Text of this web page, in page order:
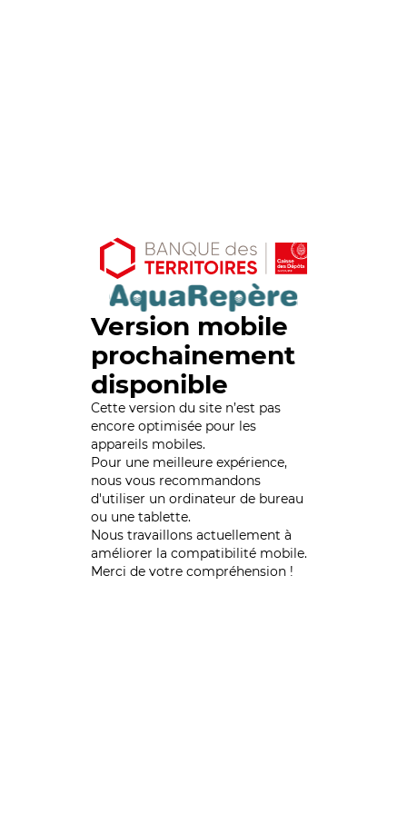
Version mobile
prochainement
disponible
Cette version du site n’est pas
encore optimisée pour les
appareils mobiles.
Pour une meilleure expérience,
nous vous recommandons
d'utiliser un ordinateur de bureau
ou une tablette.
Nous travaillons actuellement à
améliorer la compatibilité mobile.
Merci de votre compréhension !